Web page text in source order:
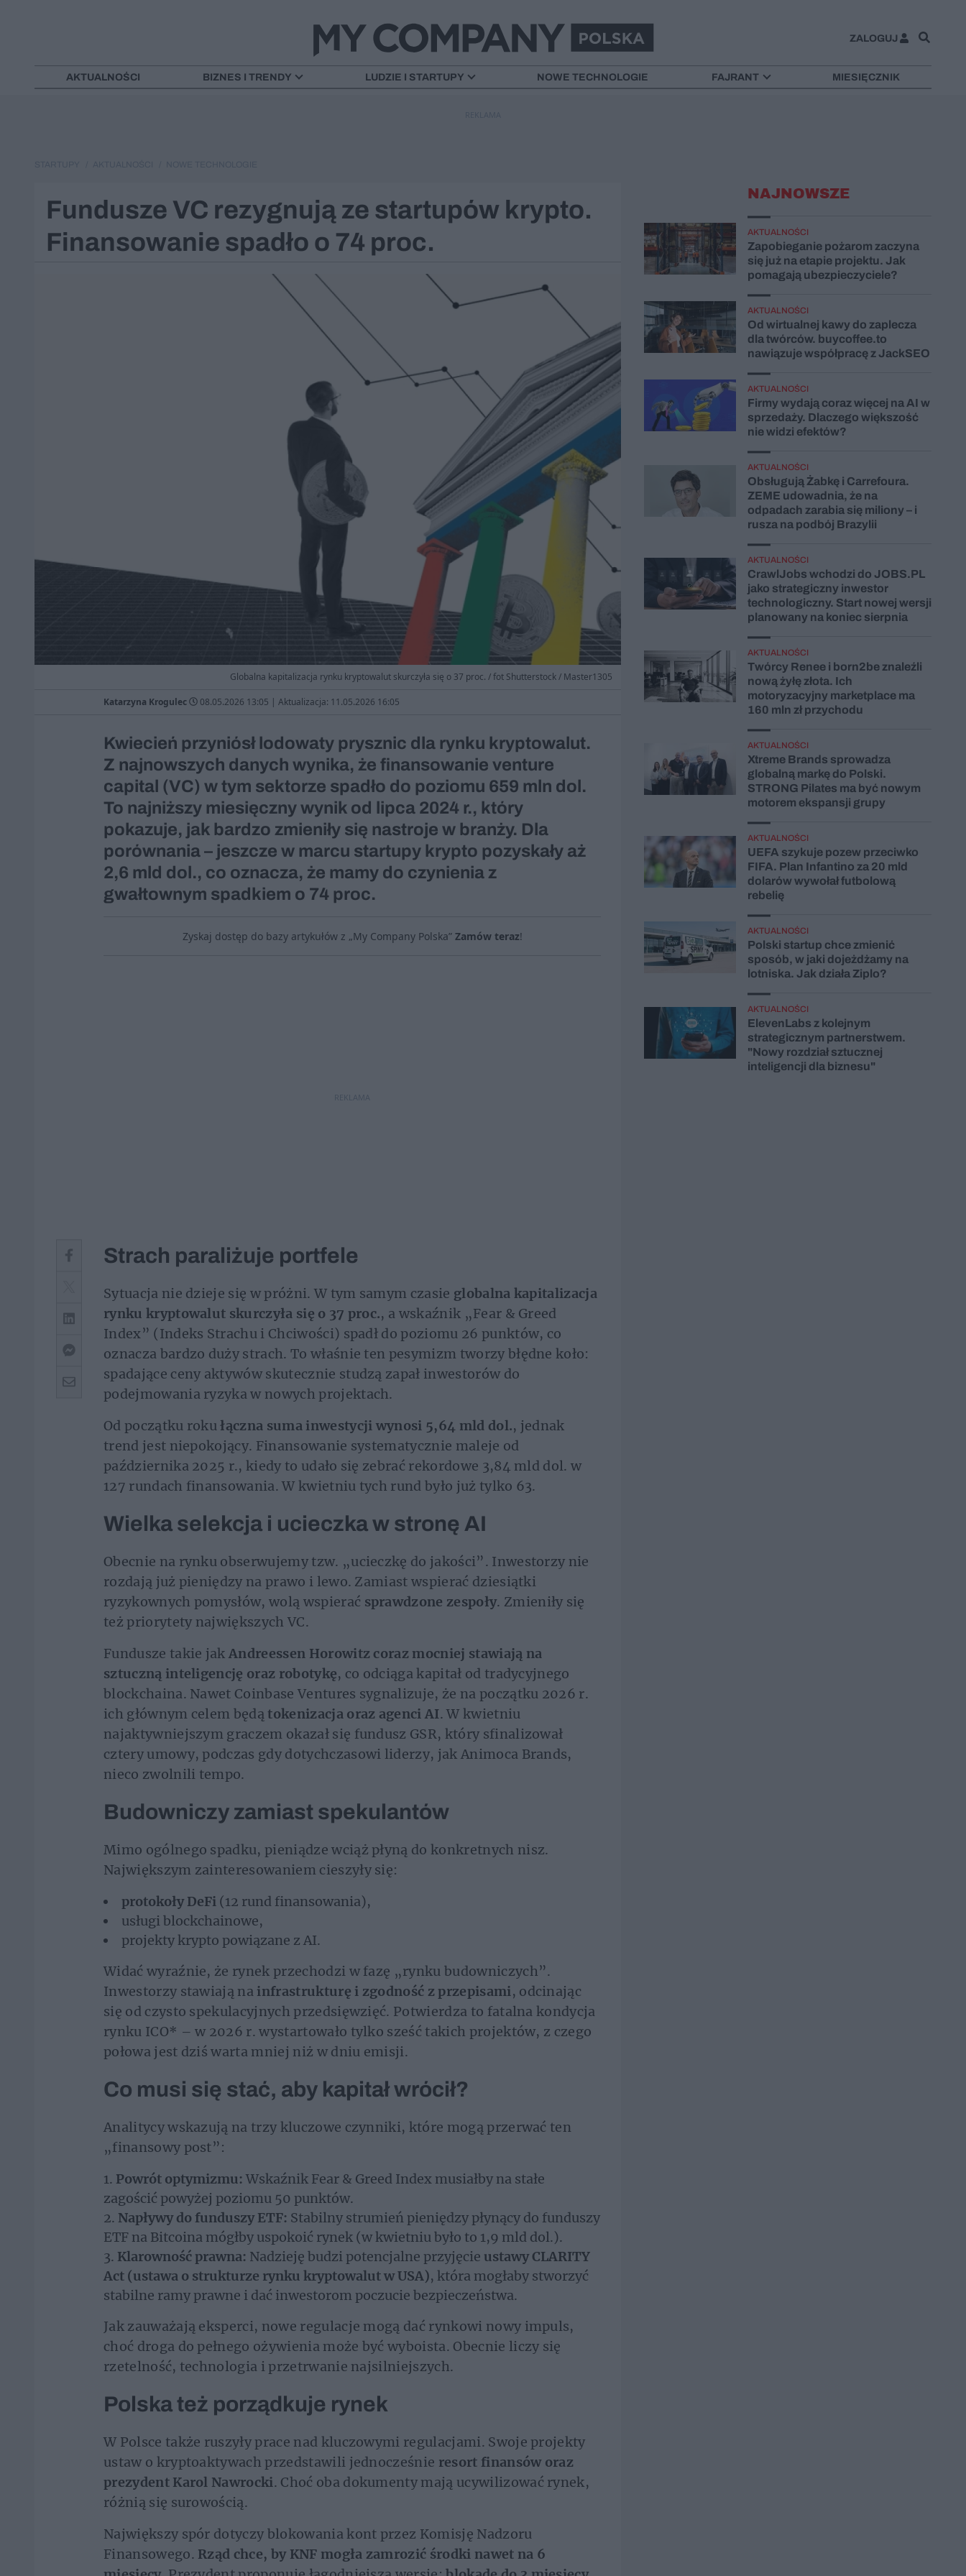
ZALOGUJ
AKTUALNOŚCI BIZNES I TRENDY LUDZIE I STARTUPY NOWE TECHNOLOGIE FAJRANT MIESIĘCZNIK
Fundusze VC rezygnują ze startupów krypto.
Finansowanie spadło o 74 proc.
Globalna kapitalizacja rynku kryptowalut skurczyła się o 37 proc. / fot Shutterstock / Master1305
Katarzyna Krogulec 08.05.2026 13:05 | Aktualizacja: 11.05.2026 16:05
Kwiecień przyniósł lodowaty prysznic dla rynku kryptowalut.
Z najnowszych danych wynika, że finansowanie venture
capital (VC) w tym sektorze spadło do poziomu 659 mln dol.
To najniższy miesięczny wynik od lipca 2024 r., który
pokazuje, jak bardzo zmieniły się nastroje w branży. Dla
porównania – jeszcze w marcu startupy krypto pozyskały aż
2,6 mld dol., co oznacza, że mamy do czynienia z
gwałtownym spadkiem o 74 proc.
Zyskaj dostęp do bazy artykułów z „My Company Polska” Zamów teraz!
REKLAMA
Strach paraliżuje portfele
Sytuacja nie dzieje się w próżni. W tym samym czasie globalna kapitalizacja
rynku kryptowalut skurczyła się o 37 proc., a wskaźnik „Fear & Greed
Index” (Indeks Strachu i Chciwości) spadł do poziomu 26 punktów, co
oznacza bardzo duży strach. To właśnie ten pesymizm tworzy błędne koło:
spadające ceny aktywów skutecznie studzą zapał inwestorów do
podejmowania ryzyka w nowych projektach.
Od początku rokułączna suma inwestycji wynosi 5,64 mld dol., jednak
trend jest niepokojący. Finansowanie systematycznie maleje od
października 2025 r., kiedy to udało się zebrać rekordowe 3,84 mld dol. w
127 rundach finansowania. W kwietniu tych rund było już tylko 63.
Wielka selekcja i ucieczka w stronę AI
Obecnie na rynku obserwujemy tzw. „ucieczkę do jakości”. Inwestorzy nie
rozdają już pieniędzy na prawo i lewo. Zamiast wspierać dziesiątki
ryzykownych pomysłów, wolą wspierać sprawdzone zespoły. Zmieniły się
też priorytety największych VC.
Fundusze takie jakAndreessen Horowitz coraz mocniej stawiają na
sztuczną inteligencję oraz robotykę, co odciąga kapitał od tradycyjnego
blockchaina. Nawet Coinbase Ventures sygnalizuje, że na początku 2026 r.
ich głównym celem będą tokenizacja oraz agenci AI. W kwietniu
najaktywniejszym graczem okazał się fundusz GSR, który sfinalizował
cztery umowy, podczas gdy dotychczasowi liderzy, jak Animoca Brands,
nieco zwolnili tempo.
Budowniczy zamiast spekulantów
Mimo ogólnego spadku, pieniądze wciąż płyną do konkretnych nisz.
Największym zainteresowaniem cieszyły się:
protokoły DeFi (12 rund finansowania),
usługi blockchainowe,
projekty krypto powiązane z AI.
Widać wyraźnie, że rynek przechodzi w fazę „rynku budowniczych”.
Inwestorzy stawiają na infrastrukturę i zgodność z przepisami, odcinając
się od czysto spekulacyjnych przedsięwzięć. Potwierdza to fatalna kondycja
rynku ICO* – w 2026 r. wystartowało tylko sześć takich projektów, z czego
połowa jest dziś warta mniej niż w dniu emisji.
Co musi się stać, aby kapitał wrócił?
Analitycy wskazują na trzy kluczowe czynniki, które mogą przerwać ten
„finansowy post”:
Powrót optymizmu: Wskaźnik Fear & Greed Index musiałby na stałe
zagościć powyżej poziomu 50 punktów.
Napływy do funduszy ETF: Stabilny strumień pieniędzy płynący do funduszy
ETF na Bitcoina mógłby uspokoić rynek (w kwietniu było to 1,9 mld dol.).
Klarowność prawna: Nadzieję budzi potencjalne przyjęcie ustawy CLARITY
Act (ustawa o strukturze rynku kryptowalut w USA), która mogłaby stworzyć
stabilne ramy prawne i dać inwestorom poczucie bezpieczeństwa.
Jak zauważają eksperci, nowe regulacje mogą dać rynkowi nowy impuls,
choć droga do pełnego ożywienia może być wyboista. Obecnie liczy się
rzetelność, technologia i przetrwanie najsilniejszych.
Polska też porządkuje rynek
W Polsce także ruszyły prace nad kluczowymi regulacjami. Swoje projekty
ustaw o kryptoaktywach przedstawili jednocześnie resort finansów oraz
prezydent Karol Nawrocki. Choć oba dokumenty mają ucywilizować rynek,
różnią się surowością.
Największy spór dotyczy blokowania kont przez Komisję Nadzoru
Finansowego. Rząd chce, by KNF mogła zamrozić środki nawet na 6
NAJNOWSZE
AKTUALNOŚCI
Zapobieganie pożarom zaczyna
się już na etapie projektu. Jak
pomagają ubezpieczyciele?
AKTUALNOŚCI
Od wirtualnej kawy do zaplecza
dla twórców. buycoffee.to
nawiązuje współpracę z JackSEO
AKTUALNOŚCI
Firmy wydają coraz więcej na AI w
sprzedaży. Dlaczego większość
nie widzi efektów?
AKTUALNOŚCI
Obsługują Żabkę i Carrefoura.
ZEME udowadnia, że na
odpadach zarabia się miliony – i
rusza na podbój Brazylii
AKTUALNOŚCI
CrawlJobs wchodzi do JOBS.PL
jako strategiczny inwestor
technologiczny. Start nowej wersji
planowany na koniec sierpnia
AKTUALNOŚCI
Twórcy Renee i born2be znaleźli
nową żyłę złota. Ich
motoryzacyjny marketplace ma
160 mln zł przychodu
AKTUALNOŚCI
Xtreme Brands sprowadza
globalną markę do Polski.
STRONG Pilates ma być nowym
motorem ekspansji grupy
AKTUALNOŚCI
UEFA szykuje pozew przeciwko
FIFA. Plan Infantino za 20 mld
dolarów wywołał futbolową
rebelię
AKTUALNOŚCI
Polski startup chce zmienić
sposób, w jaki dojeżdżamy na
lotniska. Jak działa Ziplo?
AKTUALNOŚCI
ElevenLabs z kolejnym
strategicznym partnerstwem.
"Nowy rozdział sztucznej
inteligencji dla biznesu"